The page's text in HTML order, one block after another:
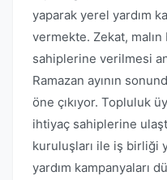
yaparak yerel yardım
vermekte. Zekat, malın
sahiplerine verilmesi
Ramazan ayının
öne çıkıyor. Topluluk
ihtiyaç sahiplerine
kuruluşları ile iş birliği
yardım kampanyaları